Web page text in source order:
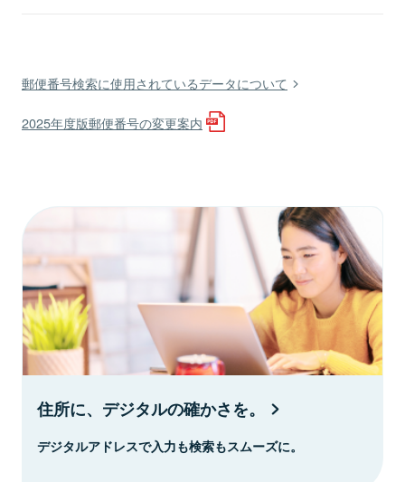
郵便番号検索に使用されているデータについて
2025年度版郵便番号の変更案内
住所に、デジタルの確かさを。
デジタルアドレスで入力も検索もスムーズに。